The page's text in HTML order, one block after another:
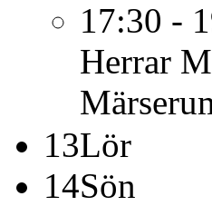
17:30 -
Herrar
13Lör
14Sön